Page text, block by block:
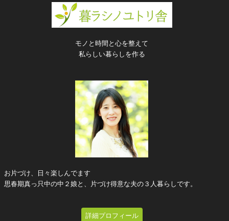
モノと時間と心を整えて
私らしい暮らしを作る
お片づけ、日々楽しんでます
思春期真っ只中の中２娘と、片づけ得意な夫の３人暮らしです。
詳細プロフィール